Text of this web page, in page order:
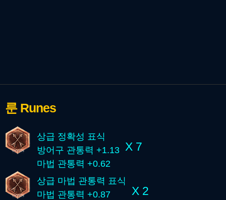
룬 Runes
상급 정확성 표식
방어구 관통력 +1.13
마법 관통력 +0.62
X 7
상급 마법 관통력 표식
마법 관통력 +0.87
X 2